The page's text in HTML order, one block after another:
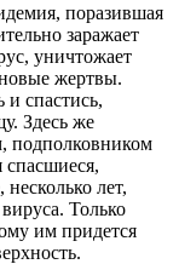
поразившая
заражает
уничтожает
жертвы.
спастись,
Здесь же
подполковником
лет,
Только
им придется